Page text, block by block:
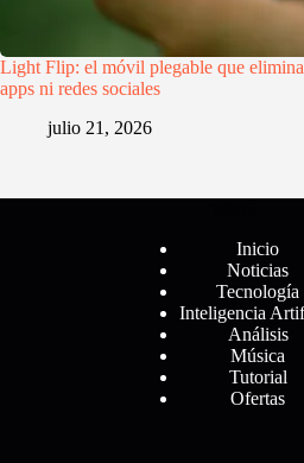
Light Flip: el móvil plegable que
apps ni redes sociales
julio 21, 2026
Inicio
Noticias
Tecnología
Inteligencia
Análisis
Música
Tutorial
Ofertas